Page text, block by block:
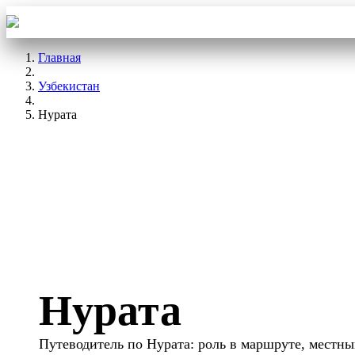
Главная
Узбекистан
Нурата
Нурата
Путеводитель по Нурата: роль в маршруте,